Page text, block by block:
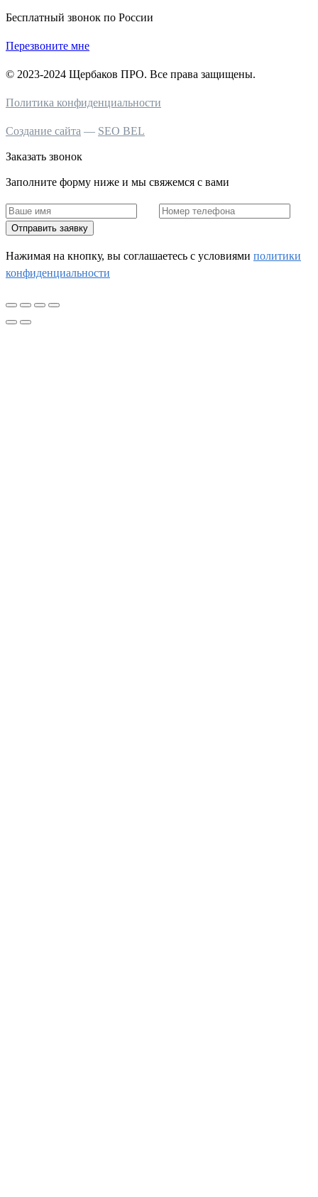
Бесплатный звонок по России
Перезвоните мне
© 2023-2024 Щербаков ПРО. Все права защищены.
Политика конфиденциальности
Создание сайта — SEO BEL
Заказать звонок
Заполните форму ниже и мы свяжемся с вами
Отправить заявку
Нажимая на кнопку, вы соглашаетесь c условиями политики
конфиденциальности